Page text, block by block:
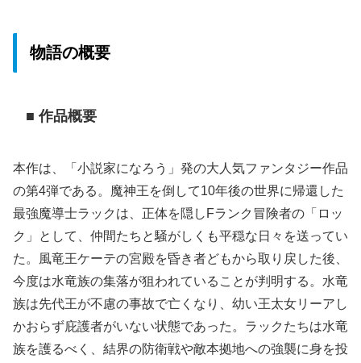
物語の概要
■ 作品概要
本作は、「小説家になろう」発の大人気ファンタジー作品
の第4弾である。魔神王を倒して10年後の世界に帰還した
最強魔導士ラックは、正体を隠しFランク冒険者の「ロッ
ク」として、仲間たちと騒がしくも平穏な日々を送ってい
た。風竜王ケーテの宮殿を昏き者どもから取り戻した後、
今度は水竜族の集落が狙われていることが判明する。水竜
族は先代王が不慮の事故で亡くなり、幼い王太女リーアし
かおらず庇護者がいない状態であった。ラックたちは水竜
族を護るべく、結界の防衛戦や敵本拠地への強襲に身を投